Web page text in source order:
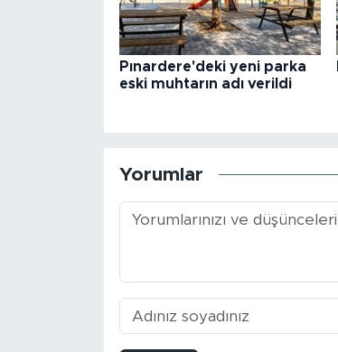
Pınardere'deki yeni parka
eski muhtarın adı verildi
Yorumlar